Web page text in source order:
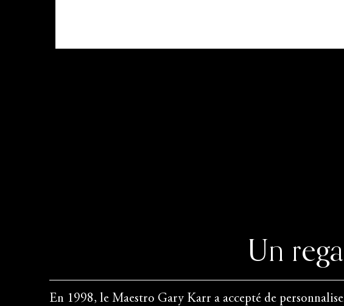
Un
En 1998, le Maestro Gary Karr a accepté de